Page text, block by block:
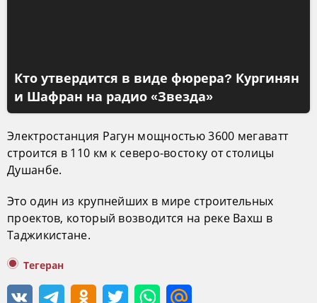
Кто утвердится в виде фюрера? Кургинян
и Шафран на радио «Звезда»
Электростанция Рагун мощностью 3600 мегаватт
строится в 110 км к северо-востоку от столицы
Душанбе.
Это один из крупнейших в мире строительных
проектов, который возводится на реке Вахш в
Таджикистане.
Тегеран